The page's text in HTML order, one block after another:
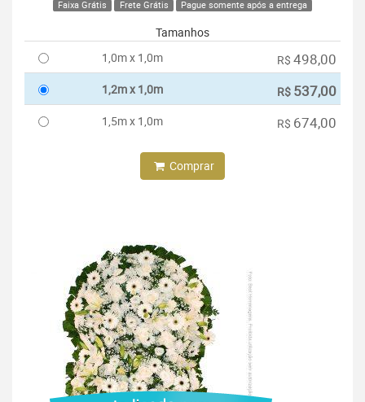
Faixa Grátis Frete Grátis Pague somente após a entrega
Tamanhos
1,0m x 1,0m
R$ 498,00
1,2m x 1,0m R$ 537,00
1,5m x 1,0m R$ 674,00
Comprar